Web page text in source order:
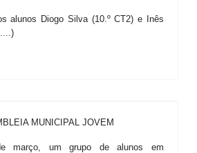
alunos Diogo Silva (10.º CT2) e Inês
MUNICIPAL JOVEM
março, um grupo de alunos em